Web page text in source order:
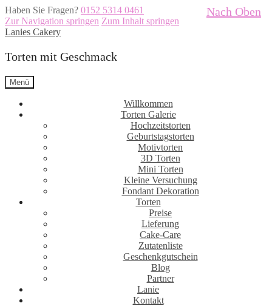
Haben Sie Fragen? 0152 5314 0461 Nach Oben
Zur Navigation springen Zum Inhalt springen
Lanies Cakery
Torten mit Geschmack
Menü
Willkommen
Torten Galerie
Hochzeitstorten
Geburtstagstorten
Motivtorten
3D Torten
Mini Torten
Kleine Versuchung
Fondant Dekoration
Torten
Preise
Lieferung
Cake-Care
Zutatenliste
Geschenkgutschein
Blog
Partner
Lanie
Kontakt